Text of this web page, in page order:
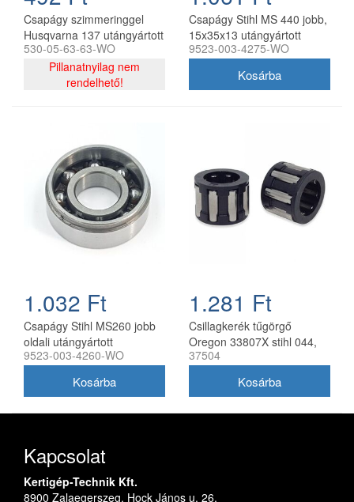
Csapágy szimmeringgel
Husqvarna 137 utángyártott
530-05-63-63-WO
Pillanatnyilag nem
rendelhető!
Csapágy Stihl MS 440 jobb,
15x35x13 utángyártott
9523-003-4275-WO
1.032 Ft
Csapágy Stihl MS260 jobb
oldali utángyártott
9523-003-4260-WO
1.281 Ft
Csillagkerék tűgörgő
Oregon 33807X stihl 044,
046, ms361, 362
37504
Kapcsolat
Kertigép-Technik Kft.
8900 Zalaegerszeg, Hock János u. 26.